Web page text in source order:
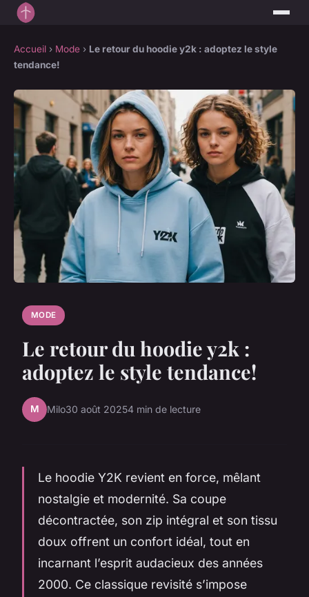
Accueil › Mode › Le retour du hoodie y2k : adoptez le style
tendance!
MODE
Le retour du hoodie y2k :
adoptez le style tendance!
M Milo30 août 20254 min de lecture
Le hoodie Y2K revient en force, mêlant
nostalgie et modernité. Sa coupe
décontractée, son zip intégral et son tissu
doux offrent un confort idéal, tout en
incarnant l’esprit audacieux des années
2000. Ce classique revisité s’impose